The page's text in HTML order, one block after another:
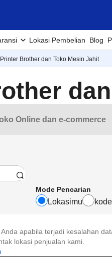
Lokasi Pembelian Blog
Brother dan Toko Mesin Jahit
Online dan e-commerce
Mode Pencarian
Lokasimu
apabila terjadi kesalahan
lokasi penjualan kami.